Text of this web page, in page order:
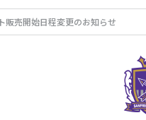
販売開始日程変更のお知らせ